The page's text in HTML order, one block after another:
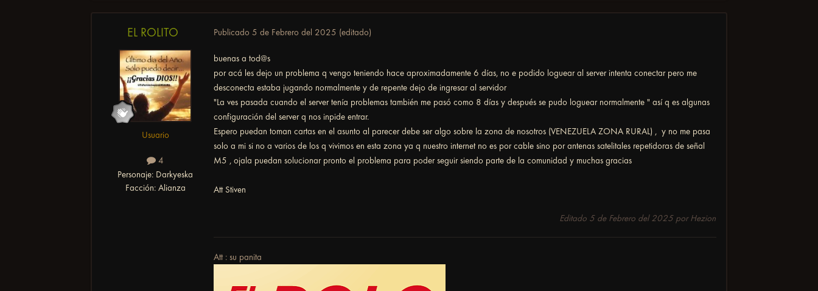
EL ROLITO
Usuario
4
Personaje: Darkyeska
Facción:Alianza
Publicado5 de Febrero del 2025 (editado)
buenas a tod@s
por acá les dejo un problema q vengo teniendo hace aproximadamente 6 días, no e podido loguear al server intenta conectar pero me
desconecta estaba jugando normalmente y de repente dejo de ingresar al servidor
"La ves pasada cuando el server tenía problemas también me pasó como 8 días y después se pudo loguear normalmente " así q es algunas
configuración del server q nos inpide entrar.
Espero puedan toman cartas en el asunto al parecer debe ser algo sobre la zona de nosotros (VENEZUELA ZONA RURAL) , y no me pasa
solo a mi si no a varios de los q vivimos en esta zona ya q nuestro internet no es por cable sino por antenas satelitales repetidoras de señal
M5 , ojala puedan solucionar pronto el problema para poder seguir siendo parte de la comunidad y muchas gracias
Att Stiven
Editado 5 de Febrero del 2025por Hezion
Att : su panita